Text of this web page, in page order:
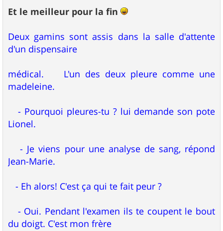
s
s
g
e
Et le meilleur pour la fin
Deux gamins sont assis dans la salle d'attente
d'un dispensaire
médical. L'un des deux pleure comme une
madeleine.
- Pourquoi pleures-tu ? lui demande son pote
Lionel.
- Je viens pour une analyse de sang, répond
Jean-Marie.
- Eh alors! C'est ça qui te fait peur ?
- Oui. Pendant l'examen ils te coupent le bout
du doigt. C'est mon frère